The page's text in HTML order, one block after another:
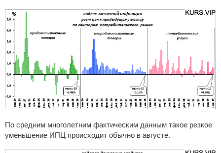
По средним многолетним фактическим данным такое резкое
уменьшение ИПЦ происходит обычно в августе.